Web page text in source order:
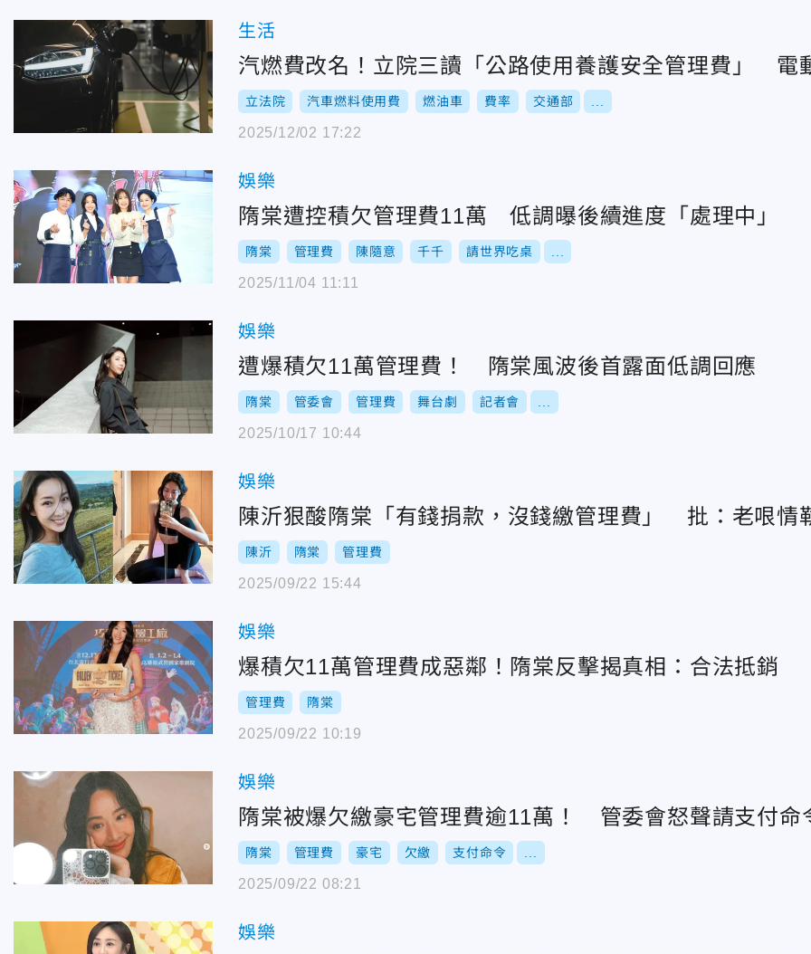
生活
汽燃費改名！立院三讀「公路使用養護安全管理費」 電
立法院 汽車燃料使用費 燃油車 費率 交通部
2025/12/02 17:22
娛樂
隋棠遭控積欠管理費11萬 低調曝後續進度「處理中」
隋棠 管理費 陳隨意 千千 請世界吃桌
2025/11/04 11:11
娛樂
遭爆積欠11萬管理費！ 隋棠風波後首露面低調回應
隋棠 管委會 管理費 舞台劇 記者會
2025/10/17 10:44
娛樂
陳沂狠酸隋棠「有錢捐款，沒錢繳管理費」 批：老哏情
陳沂 隋棠 管理費
2025/09/22 15:44
娛樂
爆積欠11萬管理費成惡鄰！隋棠反擊揭真相：合法抵銷
管理費 隋棠
2025/09/22 10:19
娛樂
隋棠被爆欠繳豪宅管理費逾11萬！ 管委會怒聲請支付命
隋棠 管理費 豪宅 欠繳 支付命令
2025/09/22 08:21
娛樂